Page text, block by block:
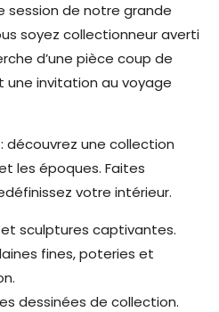
session de notre grande
soyez collectionneur averti
d’une pièce coup de
invitation au voyage
découvrez une collection
les époques. Faites
votre intérieur.
sculptures captivantes.
fines, poteries et
dessinées de collection.